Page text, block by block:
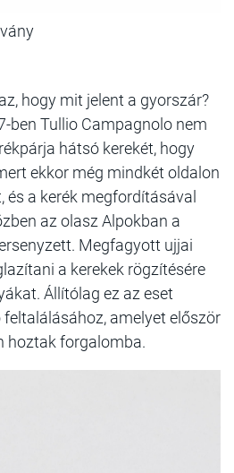
hogy mit jelent a gyorszár?
ben Tullio Campagnolo nem
hátsó kerekét, hogy
ekkor még mindkét oldalon
és a kerék megfordításával
az olasz Alpokban a
Megfagyott ujjai
a kerekek rögzítésére
Állítólag ez az eset
amelyet először
hoztak forgalomba.